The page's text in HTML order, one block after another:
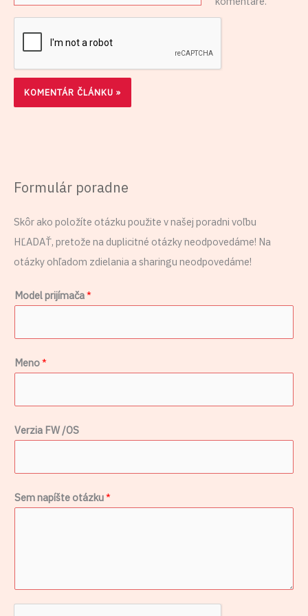
Formulár poradne
Skôr ako položíte otázku použite v našej poradni voľbu
HĽADAŤ, pretože na duplicitné otázky neodpovedáme! Na
otázky ohľadom zdielania a sharingu neodpovedáme!
Model prijímača*
o
t
k
/
O
Meno*
Verzia FW /OS
Sem napíšte otázku*